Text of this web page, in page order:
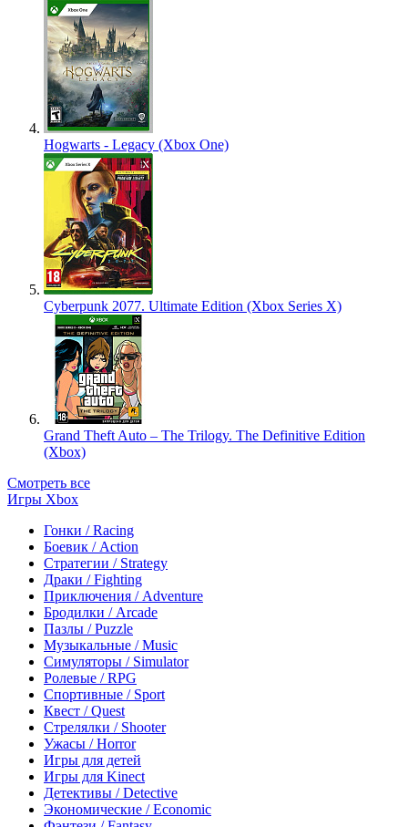
Hogwarts - Legacy (Xbox One)
Cyberpunk 2077. Ultimate Edition (Xbox Series X)
Grand Theft Auto – The Trilogy. The Definitive Edition
(Xbox)
Смотреть все
Игры Xbox
Гонки / Racing
Боевик / Action
Стратегии / Strategy
Драки / Fighting
Приключения / Adventure
Бродилки / Arcade
Пазлы / Puzzle
Музыкальные / Music
Симуляторы / Simulator
Ролевые / RPG
Спортивные / Sport
Квест / Quest
Стрелялки / Shooter
Ужасы / Horror
Игры для детей
Игры для Kinect
Детективы / Detective
Экономические / Economic